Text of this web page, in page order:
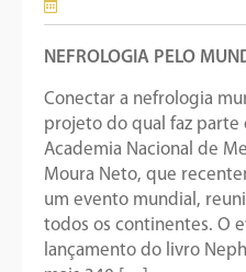
NEFROLOGIA PELO
Conectar a nefrologia
projeto do qual faz parte
Academia Nacional de
Moura Neto, que
um evento mundial,
todos os continentes. O
lançamento do livro